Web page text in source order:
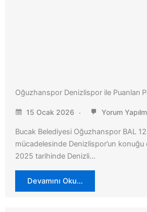
Oğuzhanspor Denizlispor ile Puanları
15 Ocak 2026 Yorum
Bucak Belediyesi Oğuzhanspor BAL
mücadelesinde Denizlispor’un konuğu
2025 tarihinde Denizli…
Devamını Oku…